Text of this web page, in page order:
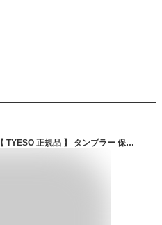
【楽天スーパーSALE特別価格】【 TYESO 正規品 】 タンブラー 保温 保冷 蓋付き ストロー 持ち運び こぼれない 900ml 1.2L 大容量 ステンレス 水筒 TYESOタンブラー ストロー付きタンブラー マグ ボトル かわいい おしゃれ ストロー付き 2way ホワイト 白 おしゃれ 韓国